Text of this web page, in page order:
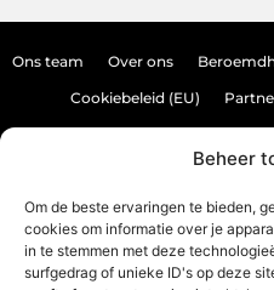
Beheer
Om de beste ervaringen te bieden,
cookies om informatie over je
in te stemmen met deze
surfgedrag of unieke ID's op deze
Ons team Over ons
Cookiebeleid (EU)
Verdien geld met je website: haal